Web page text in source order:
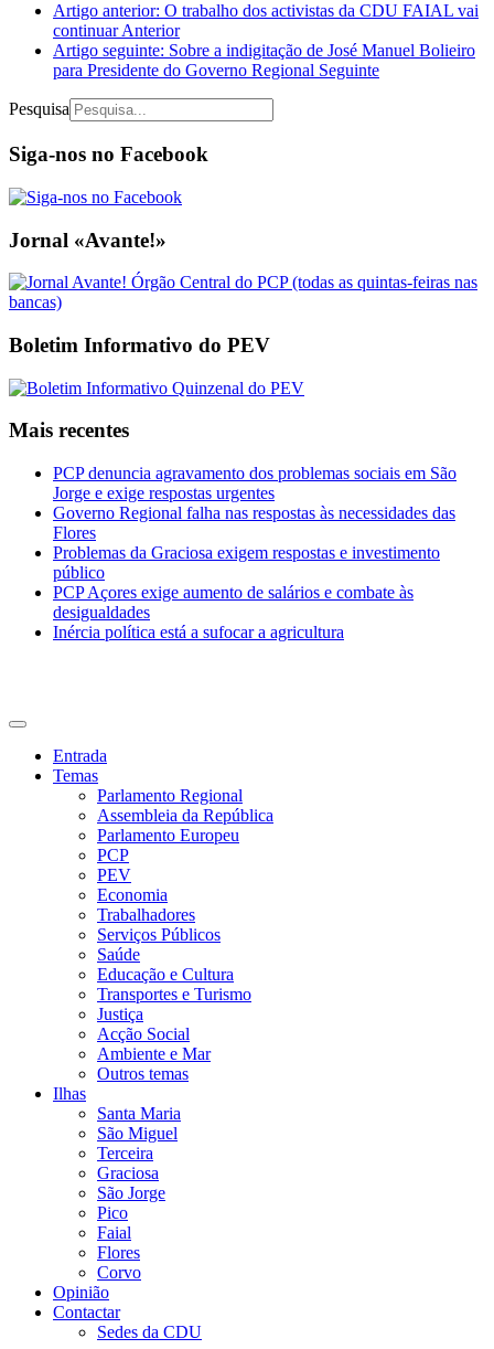
Artigo anterior: O trabalho dos activistas da CDU FAIAL vai
continuarAnterior
Artigo seguinte: Sobre a indigitação de José Manuel Bolieiro
para Presidente do Governo Regional Seguinte
Pesquisa
Siga-nos no Facebook
Jornal «Avante!»
Boletim Informativo do PEV
Mais recentes
PCP denuncia agravamento dos problemas sociais em São
Jorge e exige respostas urgentes
Governo Regional falha nas respostas às necessidades das
Flores
Problemas da Graciosa exigem respostas e investimento
público
PCP Açores exige aumento de salários e combate às
desigualdades
Inércia política está a sufocar a agricultura
Entrada
Temas
Parlamento Regional
Assembleia da República
Parlamento Europeu
PCP
PEV
Economia
Trabalhadores
Serviços Públicos
Saúde
Educação e Cultura
Transportes e Turismo
Justiça
Acção Social
Ambiente e Mar
Outros temas
Ilhas
Santa Maria
São Miguel
Terceira
Graciosa
São Jorge
Pico
Faial
Flores
Corvo
Opinião
Contactar
Sedes da CDU